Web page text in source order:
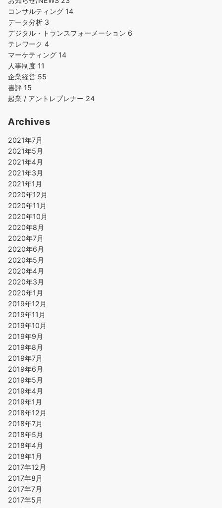
コンサルティング 14
データ分析 3
デジタル・トランスフォーメーション 6
テレワーク 4
マーケティング 14
人事制度 11
企業経営 55
書評 15
起業 / アントレプレナー 24
Archives
2021年7月
2021年5月
2021年4月
2021年3月
2021年1月
2020年12月
2020年11月
2020年10月
2020年8月
2020年7月
2020年6月
2020年5月
2020年4月
2020年3月
2020年1月
2019年12月
2019年11月
2019年10月
2019年9月
2019年8月
2019年7月
2019年6月
2019年5月
2019年4月
2019年1月
2018年12月
2018年7月
2018年5月
2018年4月
2018年1月
2017年12月
2017年8月
2017年7月
2017年5月